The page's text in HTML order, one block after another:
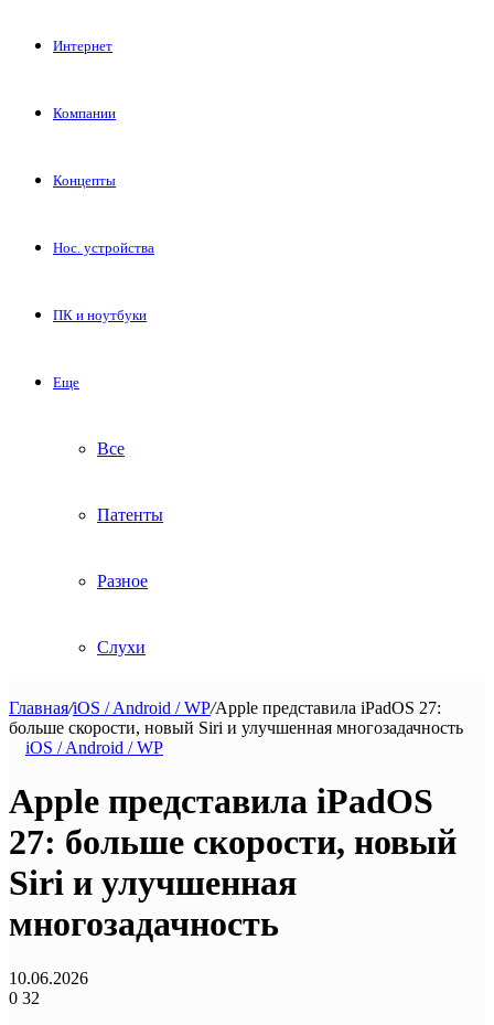
Интернет
Компании
Концепты
Нос. устройства
ПК и ноутбуки
Еще
Все
Патенты
Разное
Слухи
Главная/iOS / Android / WP/Apple представила iPadOS 27:
больше скорости, новый Siri и улучшенная многозадачность
iOS / Android / WP
Apple представила iPadOS
27: больше скорости, новый
Siri и улучшенная
многозадачность
10.06.2026
0 32